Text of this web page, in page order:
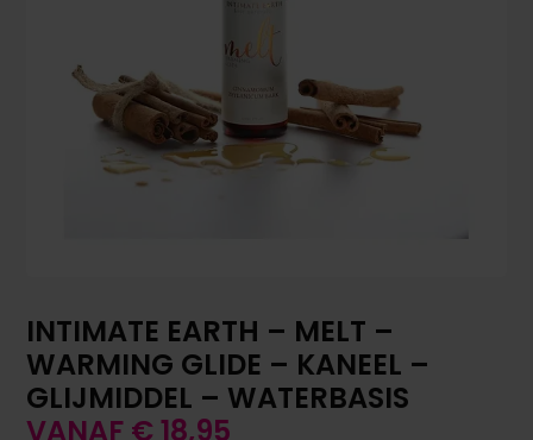
INTIMATE EARTH – MELT –
WARMING GLIDE – KANEEL –
GLIJMIDDEL – WATERBASIS
VANAF € 18,95